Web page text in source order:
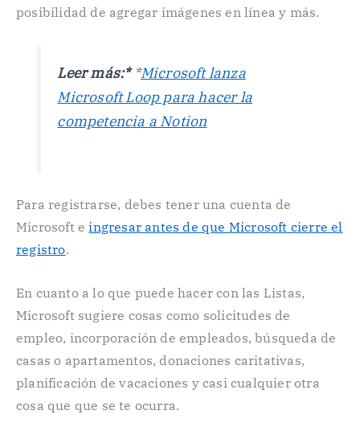
posibilidad de agregar imágenes en línea y más.
Leer más:**Microsoft lanza
Microsoft Loop para hacer la
competencia a Notion
Para registrarse, debes tener una cuenta de
Microsoft eingresar antes de que Microsoft cierre el
registro.
En cuanto a lo que puede hacer con las Listas,
Microsoft sugiere cosas como solicitudes de
empleo, incorporación de empleados, búsqueda de
casas o apartamentos, donaciones caritativas,
planificación de vacaciones y casi cualquier otra
cosa que que se te ocurra.